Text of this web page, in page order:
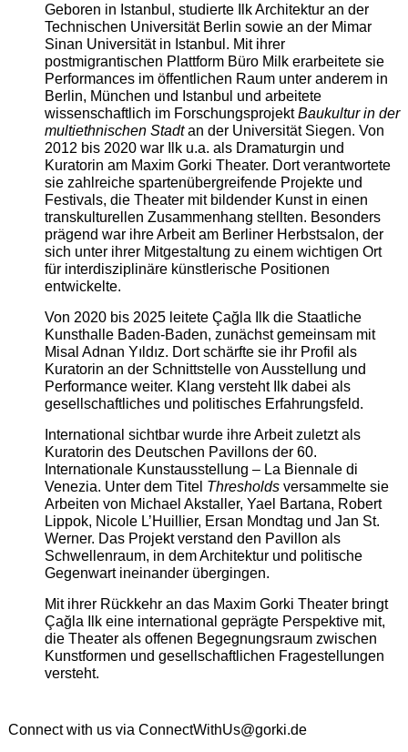
Geboren in Istanbul, studierte Ilk Architektur an der
Technischen Universität Berlin sowie an der Mimar
Sinan Universität in Istanbul. Mit ihrer
postmigrantischen Plattform Büro Milk erarbeitete sie
Performances im öffentlichen Raum unter anderem in
Berlin, München und Istanbul und arbeitete
wissenschaftlich im ForschungsprojektBaukultur in der
multiethnischen Stadtan der Universität Siegen. Von
2012 bis 2020 war Ilk u.a. als Dramaturgin und
Kuratorin am Maxim Gorki Theater. Dort verantwortete
sie zahlreiche spartenübergreifende Projekte und
Festivals, die Theater mit bildender Kunst in einen
transkulturellen Zusammenhang stellten. Besonders
prägend war ihre Arbeit am Berliner Herbstsalon, der
sich unter ihrer Mitgestaltung zu einem wichtigen Ort
für interdisziplinäre künstlerische Positionen
entwickelte.
Von 2020 bis 2025 leitete Çağla Ilk die Staatliche
Kunsthalle Baden-Baden, zunächst gemeinsam mit
Misal Adnan Yıldız. Dort schärfte sie ihr Profil als
Kuratorin an der Schnittstelle von Ausstellung und
Performance weiter. Klang versteht Ilk dabei als
gesellschaftliches und politisches Erfahrungsfeld.
International sichtbar wurde ihre Arbeit zuletzt als
Kuratorin des Deutschen Pavillons der 60.
Internationale Kunstausstellung – La Biennale di
Venezia. Unter dem Titel Thresholdsversammelte sie
Arbeiten von Michael Akstaller, Yael Bartana, Robert
Lippok, Nicole L’Huillier, Ersan Mondtag und Jan St.
Werner. Das Projekt verstand den Pavillon als
Schwellenraum, in dem Architektur und politische
Gegenwart ineinander übergingen.
Mit ihrer Rückkehr an das Maxim Gorki Theater bringt
Çağla Ilk eine international geprägte Perspektive mit,
die Theater als offenen Begegnungsraum zwischen
Kunstformen und gesellschaftlichen Fragestellungen
versteht.
Connect with us via ConnectWithUs@gorki.de